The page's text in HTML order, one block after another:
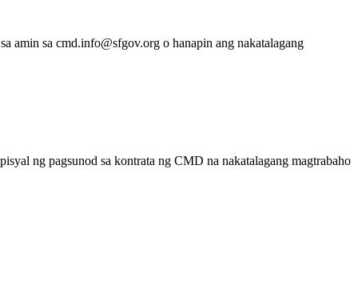
amin sa cmd.info@sfgov.org o hanapin ang nakatalagang
ng pagsunod sa kontrata ng CMD na nakatalagang magtrabaho